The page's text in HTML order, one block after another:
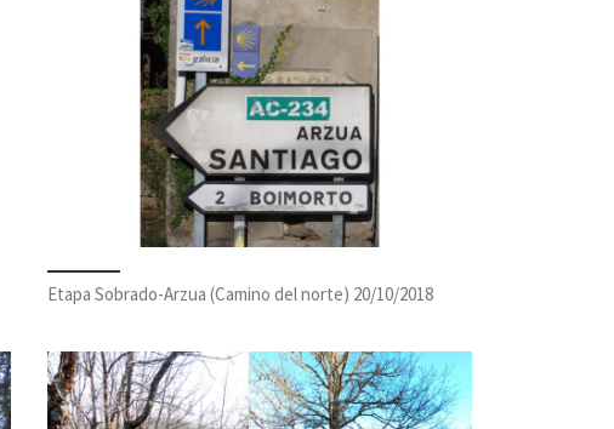
Etapa Sobrado-Arzua (Camino del norte) 20/10/2018